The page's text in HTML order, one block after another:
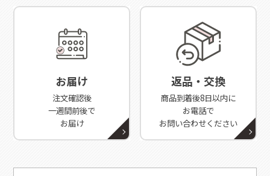
お届け
注文確認後
一週間前後で
お届け
返品・交換
商品到着後8日以内に
お電話で
お問い合わせください